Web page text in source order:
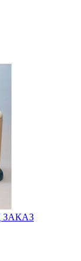
ЗАКАЗ